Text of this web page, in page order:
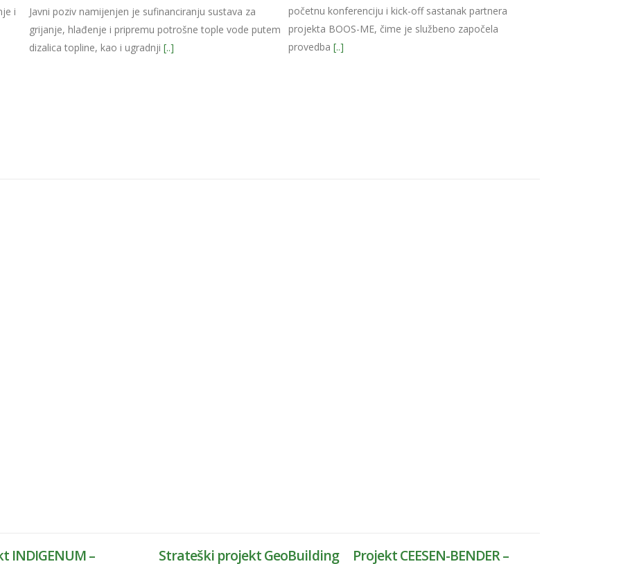
i
Javni poziv namijenjen je sufinanciranju sustava za
grijanje, hlađenje i pripremu potrošne tople vode putem
dizalica topline, kao i ugradnji[..]
početnu konferenciju i kick-off sastanak partnera
projekta BOOS-ME, čime je službeno započela
provedba [..]
INDIGENUM –
Strateški projekt GeoBuilding
Projekt CEESEN-BENDER –